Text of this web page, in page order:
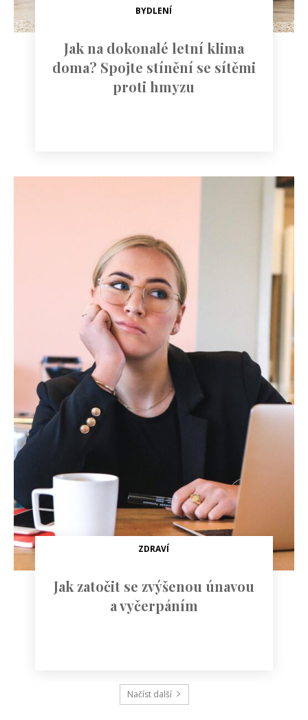
BYDLENÍ
Jak na dokonalé letní klima
doma? Spojte stínění se sítěmi
proti hmyzu
ZDRAVÍ
Jak zatočit se zvýšenou únavou
a vyčerpáním
Načíst další